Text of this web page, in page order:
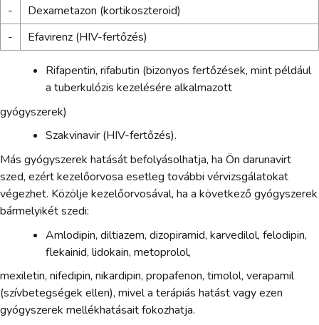
-
Dexametazon (kortikoszteroid)
-
Efavirenz (HIV-fertőzés)
Rifapentin, rifabutin (bizonyos fertőzések, mint például
a tuberkulózis kezelésére alkalmazott
gyógyszerek)
Szakvinavir (HIV-fertőzés).
Más gyógyszerek hatását befolyásolhatja, ha Ön darunavirt
szed, ezért kezelőorvosa esetleg további vérvizsgálatokat
végezhet. Közölje kezelőorvosával, ha a következő gyógyszerek
bármelyikét szedi:
Amlodipin, diltiazem, dizopiramid, karvedilol, felodipin,
flekainid, lidokain, metoprolol,
mexiletin, nifedipin, nikardipin, propafenon, timolol, verapamil
(szívbetegségek ellen), mivel a terápiás hatást vagy ezen
gyógyszerek mellékhatásait fokozhatja.